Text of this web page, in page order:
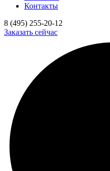
Контакты
8 (495) 255-20-12
Заказать сейчас